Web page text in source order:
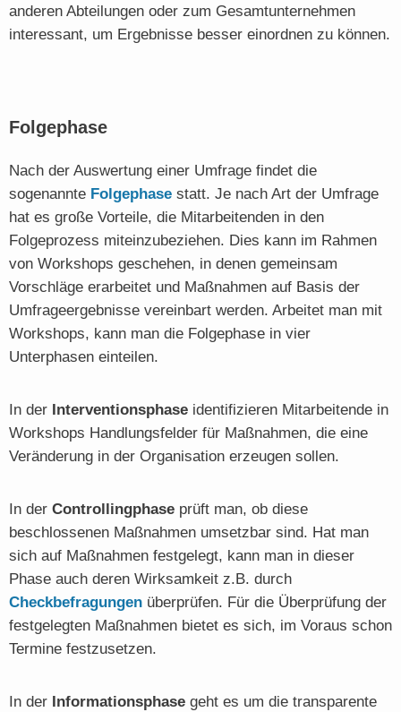
anderen Abteilungen oder zum Gesamtunternehmen
interessant, um Ergebnisse besser einordnen zu können.
Folgephase
Nach der Auswertung einer Umfrage findet die
sogenannte Folgephase statt. Je nach Art der Umfrage
hat es große Vorteile, die Mitarbeitenden in den
Folgeprozess miteinzubeziehen. Dies kann im Rahmen
von Workshops geschehen, in denen gemeinsam
Vorschläge erarbeitet und Maßnahmen auf Basis der
Umfrageergebnisse vereinbart werden. Arbeitet man mit
Workshops, kann man die Folgephase in vier
Unterphasen einteilen.
In der Interventionsphase identifizieren Mitarbeitende in
Workshops Handlungsfelder für Maßnahmen, die eine
Veränderung in der Organisation erzeugen sollen.
In der Controllingphase prüft man, ob diese
beschlossenen Maßnahmen umsetzbar sind. Hat man
sich auf Maßnahmen festgelegt, kann man in dieser
Phase auch deren Wirksamkeit z.B. durch
Checkbefragungen überprüfen. Für die Überprüfung der
festgelegten Maßnahmen bietet es sich, im Voraus schon
Termine festzusetzen.
In der Informationsphase geht es um die transparente